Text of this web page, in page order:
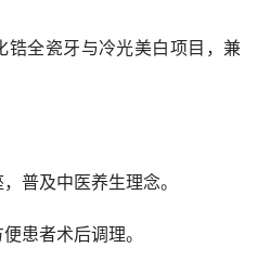
普及中医养生理念。
患者术后调理。